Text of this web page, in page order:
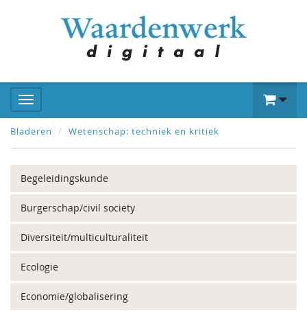
Bladeren Wetenschap: techniek en kritiek
Begeleidingskunde
Burgerschap/civil society
Diversiteit/multiculturaliteit
Ecologie
Economie/globalisering